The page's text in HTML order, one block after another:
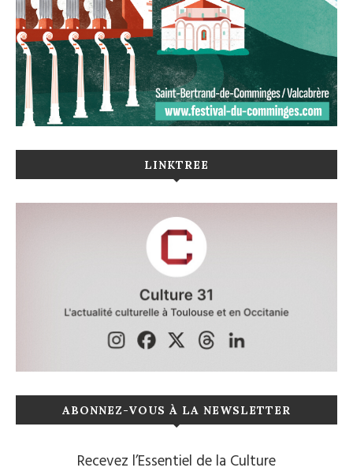
LINKTREE
ABONNEZ-VOUS À LA NEWSLETTER
Recevez l’Essentiel de la Culture